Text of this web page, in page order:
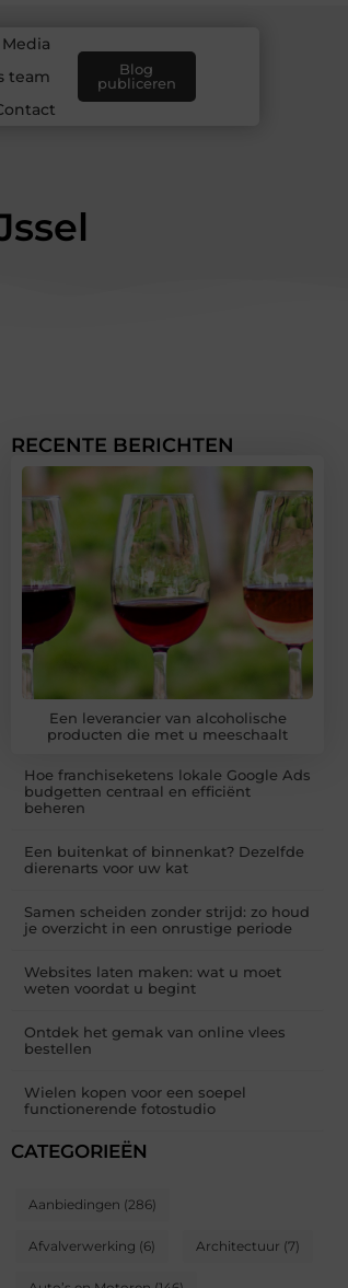
team
Blog
publiceren
RECENTE BERICHTEN
Een leverancier van alcoholische
producten die met u meeschaalt
Hoe franchiseketens lokale Google Ads
budgetten centraal en efficiënt
beheren
Een buitenkat of binnenkat? Dezelfde
dierenarts voor uw kat
Samen scheiden zonder strijd: zo houd
je overzicht in een onrustige periode
Websites laten maken: wat u moet
weten voordat u begint
Ontdek het gemak van online vlees
bestellen
Wielen kopen voor een soepel
functionerende fotostudio
CATEGORIEËN
Aanbiedingen (286)
Afvalverwerking (6) Architectuur (7)